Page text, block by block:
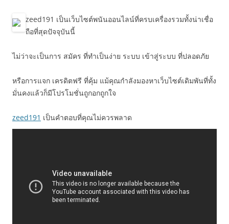
zeed191 เป็นเว็บไซต์พนันออนไลน์ที่ครบเครื่องรวมทั้งน่าเชื่อ
ถือที่สุดปัจจุบันนี้
ไม่ว่าจะเป็นการ สมัคร ที่ทำเป็นง่าย ระบบ เข้าสู่ระบบ ที่ปลอดภัย
หรือการแจก เครดิตฟรี ที่คุ้ม แม้คุณกำลังมองหาเว็บไซต์เดิมพันที่ทั้ง
มั่นคงแล้วก็มีโปรโมชั่นถูกอกถูกใจ
zeed191 เป็นคำตอบที่คุณไม่ควรพลาด